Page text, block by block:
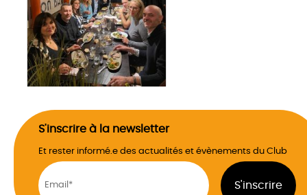
S'inscrire à la newsletter
Et rester informé.e des actualités et évènements du Club